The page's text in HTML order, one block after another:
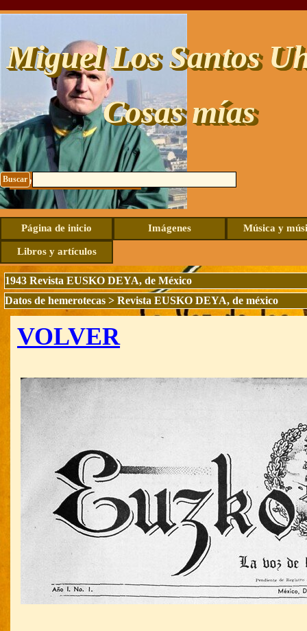
Miguel Los Santos
Cosas mías
Buscar
Contacto: uhide@live.com
Página de inicio Imágenes Música y
Libros y artículos
1943 Revista EUSKO DEYA, de México
Datos de hemerotecas >Revista EUSKO DEYA, de méxico
VOLVER